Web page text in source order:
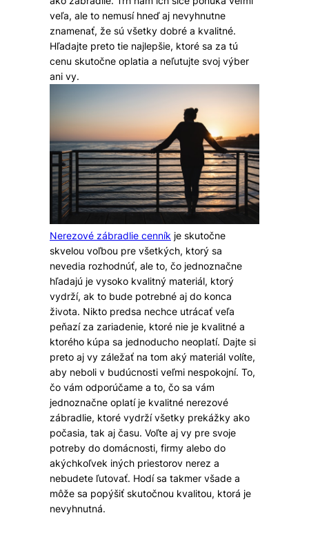
veľa, ale to nemusí hneď aj nevyhnutne
znamenať, že sú všetky dobré a kvalitné.
Hľadajte preto tie najlepšie, ktoré sa za tú
cenu skutočne oplatia a neľutujte svoj výber
ani vy.
Nerezové zábradlie cenník je skutočne
skvelou voľbou pre všetkých, ktorý sa
nevedia rozhodnúť, ale to, čo jednoznačne
hľadajú je vysoko kvalitný materiál, ktorý
vydrží, ak to bude potrebné aj do konca
života. Nikto predsa nechce utrácať veľa
peňazí za zariadenie, ktoré nie je kvalitné a
ktorého kúpa sa jednoducho neoplatí. Dajte si
preto aj vy záležať na tom aký materiál volíte,
aby neboli v budúcnosti veľmi nespokojní. To,
čo vám odporúčame a to, čo sa vám
jednoznačne oplatí je kvalitné nerezové
zábradlie, ktoré vydrží všetky prekážky ako
počasia, tak aj času. Voľte aj vy pre svoje
potreby do domácnosti, firmy alebo do
akýchkoľvek iných priestorov nerez a
nebudete ľutovať. Hodí sa takmer všade a
môže sa popýšiť skutočnou kvalitou, ktorá je
nevyhnutná.